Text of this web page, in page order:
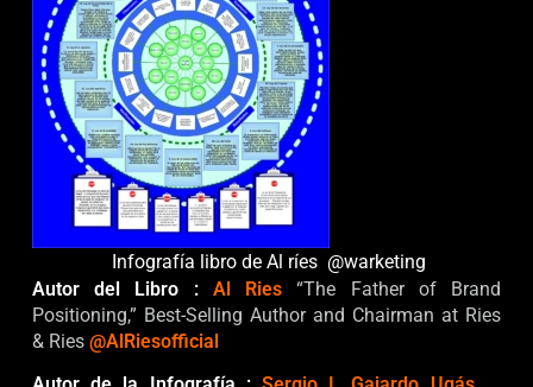
Infografía libro de Al ríes @warketing
Autor del Libro : Al Ries “The Father of Brand
Positioning,” Best-Selling Author and Chairman at Ries
& Ries @AlRiesofficial